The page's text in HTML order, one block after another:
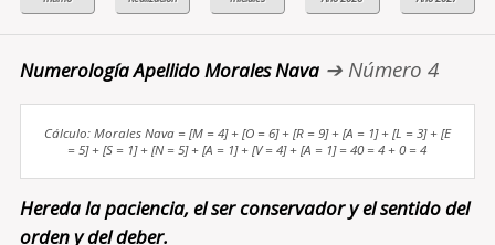
Numerología Apellido Morales Nava➔ Número 4
Cálculo: Morales Nava = [M = 4] + [O = 6] + [R = 9] + [A = 1] + [L = 3] + [E
= 5] + [S = 1] + [N = 5] + [A = 1] + [V = 4] + [A = 1] = 40 = 4 + 0 = 4
Hereda la paciencia, el ser conservador y el sentido del
orden y del deber.